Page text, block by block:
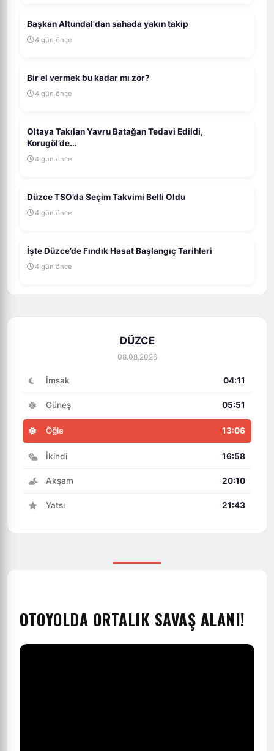
Başkan Altundal'dan sahada yakın takip
4 gün önce
Bir el vermek bu kadar mı zor?
4 gün önce
Oltaya Takılan Yavru Batağan Tedavi Edildi,
Korugöl’de...
4 gün önce
Düzce TSO’da Seçim Takvimi Belli Oldu
4 gün önce
İşte Düzce’de Fındık Hasat Başlangıç Tarihleri
4 gün önce
DÜZCE
08.08.2026
İmsak 04:11
Güneş 05:51
Öğle 13:06
İkindi 16:58
Akşam 20:10
Yatsı 21:43
OTOYOLDA ORTALIK SAVAŞ ALANI!